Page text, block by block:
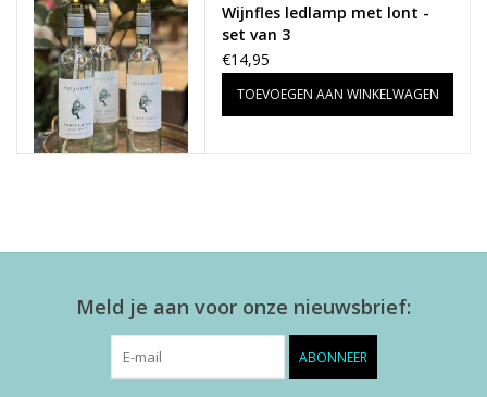
NIEUW!
Sale!
Kleuren
Wijnfles ledlamp met lont -
set van 3
€14,95
TOEVOEGEN AAN WINKELWAGEN
Meld je aan voor onze nieuwsbrief:
ABONNEER